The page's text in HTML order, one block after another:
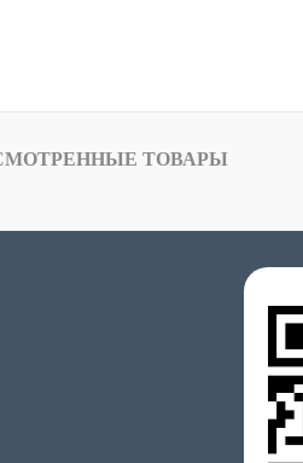
ТОВАРЫ